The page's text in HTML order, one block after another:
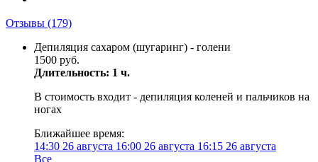
Отзывы (179)
Депиляция сахаром (шугаринг) - голени
1500 руб.
Длительность: 1 ч.
В стоимость входит - депиляция коленей и пальчиков на
ногах
Ближайшее время:
14:30 26 августа 16:00 26 августа 16:15 26 августа
Все